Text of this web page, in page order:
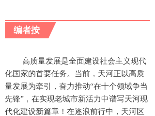
编者按
高质量发展是全面建设社会主义现代
化国家的首要任务。当前，天河正以高质
量发展为牵引，奋力推动“在十个领域争当
先锋”，在实现老城市新活力中谱写天河现
代化建设新篇章！在逐浪前行中，天河区